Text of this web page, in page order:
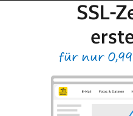
SSL-
für nur